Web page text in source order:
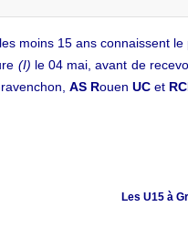
moins 15 ans connaissent
(I) le 04 mai , avant de
ravenchon, AS Rouen UC et
Les U15 à